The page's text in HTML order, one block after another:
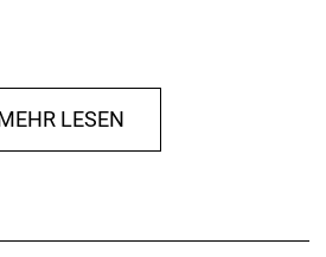
geändert werden
HMX, Integrated
LESEN